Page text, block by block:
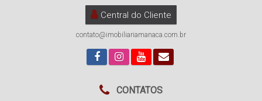
Central do Cliente
contato@imobiliariamanaca.com.br
CONTATOS